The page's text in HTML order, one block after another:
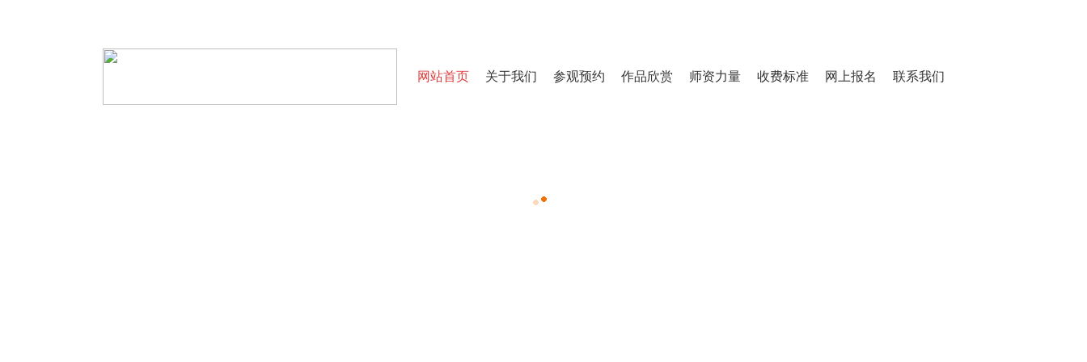
网站首页 关于我们 参观预约 作品欣赏 师资力量 收费标准 网上报名 联系我们